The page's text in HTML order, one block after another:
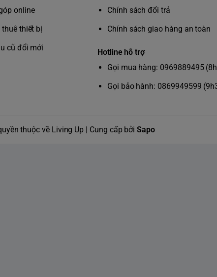
online
thiết bị
cũ đổi mới
Chính sách đổi trả
Chính sách giao hàng an toàn
Hotline hỗ trợ
Gọi mua hàng: 0969889495
Gọi bảo hành: 0869949599
thuộc về Living Up | Cung cấp bởiSapo